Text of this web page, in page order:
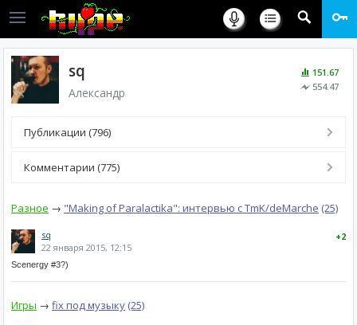
151.67
554.47
sq
Александр
Публикации (796)
Комментарии (775)
Разное → "Making of Paralactika": интервью с TmK/deMarche (25)
+2
sq
22 января 2015, 12:15
Scenergy #3?)
Игры → fix под музыку (25)